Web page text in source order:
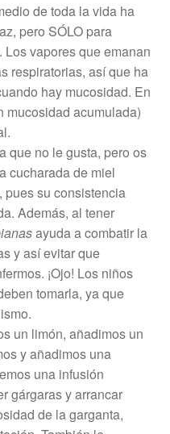
de toda la vida ha
pero SÓLO para
vapores que emanan
respiratorias, así que ha
hay mucosidad. En
mucosidad acumulada)
que no le gusta, pero os
cucharada de miel
pues su consistencia
Además, al tener
ayuda a combatir la
y así evitar que
¡Ojo! Los niños
tomarla, ya que
un limón, añadimos un
y añadimos una
una infusión
gárgaras y arrancar
de la garganta,